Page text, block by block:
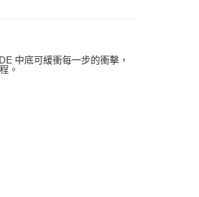
中底可緩衝每一步的衝擊，
。